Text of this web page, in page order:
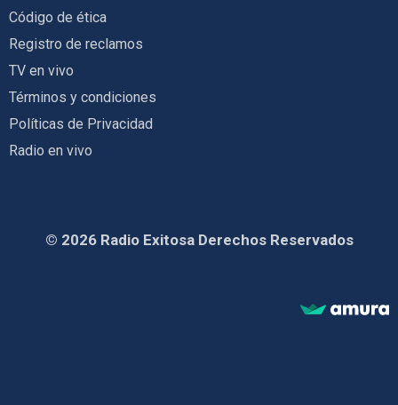
Código de ética
Registro de reclamos
TV en vivo
Términos y condiciones
Políticas de Privacidad
Radio en vivo
© 2026 Radio Exitosa Derechos Reservados